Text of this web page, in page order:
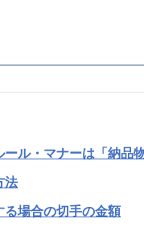
ール・マナーは「納品
法
る場合の切手の金額